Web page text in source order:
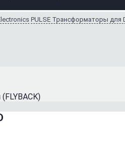
PULSE Трансформаторы для